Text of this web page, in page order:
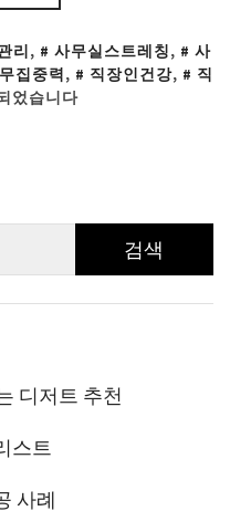
리, 사무실스트레칭,
사
집중력, 직장인건강,
직
었습니다
디저트 추천
스트
사례